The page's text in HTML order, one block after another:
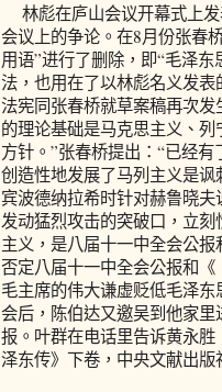
林彪在庐山会议开幕式上发
会议上的争论。在8月份张春
用语”进行了删除，即“毛泽
法，也用在了以林彪名义发
法宪同张春桥就草案稿再次
的理论基础是马克思主义、
方针。”张春桥提出：“已经
创造性地发展了马列主义是
宾波德纳拉希时针对赫鲁晓
发动猛烈攻击的突破口，立
主义，是八届十一中全会公
否定八届十一中全会公报和
毛主席的伟大谦虚贬低毛泽
会后，陈伯达又邀吴到他家
报。叶群在电话里告诉黄永
泽东传》下卷，中央文献出版